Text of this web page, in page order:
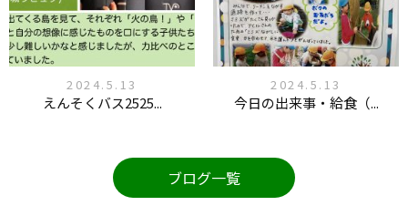
2024.5.13
えんそくバス2525...
2024.5.13
今日の出来事・給食（...
ブログ一覧